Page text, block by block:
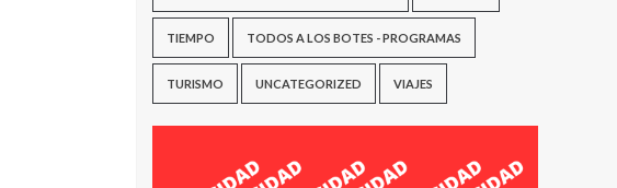
TIEMPO TODOS A LOS BOTES - PROGRAMAS
TURISMO UNCATEGORIZED VIAJES